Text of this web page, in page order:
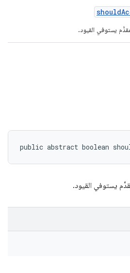
should
يستوفي القيود.
public abstract boolean
يستوفي القيود.